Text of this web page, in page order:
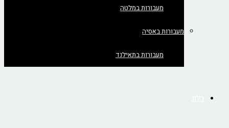
מעבורות במלטה
מעבורות באסיה
מעבורות בתאילנד